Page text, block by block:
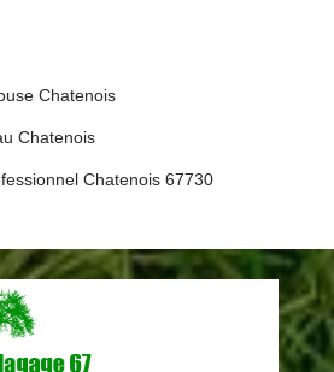
Chatenois
Chatenois
Chatenois 67730